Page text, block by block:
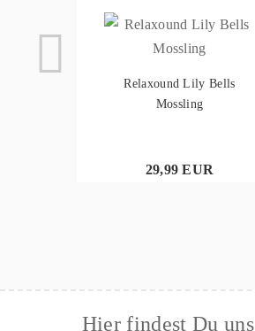
Relaxound Lily Bells
Mossling
29,99 EUR
Hier findest Du uns